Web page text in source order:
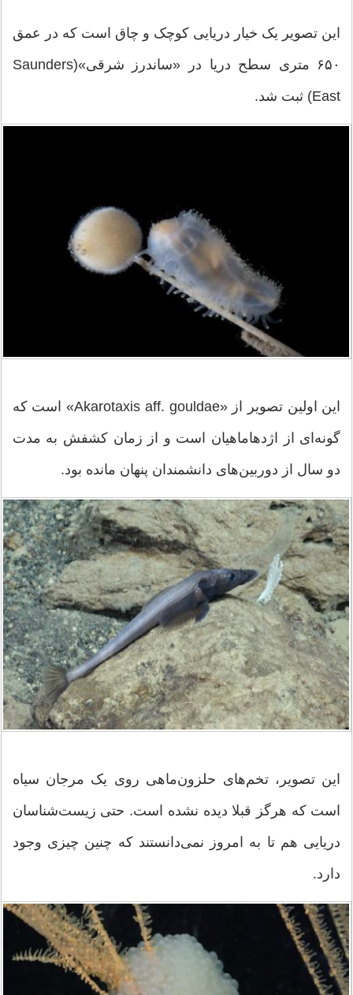
این تصویر یک خیار دریایی کوچک و چاق است که در عمق
۶۵۰ متری سطح دریا در «ساندرز شرقی»(Saunders
East) ثبت شد.
این اولین تصویر از «Akarotaxis aff. gouldae» است که
گونه‌ای از اژدهاماهیان است و از زمان کشفش به مدت
دو سال از دوربین‌های دانشمندان پنهان مانده بود.
این تصویر، تخم‌های حلزون‌ماهی روی یک مرجان سیاه
است که هرگز قبلا دیده نشده است. حتی زیست‌شناسان
دریایی هم تا به امروز نمی‌دانستند که چنین چیزی وجود
دارد.